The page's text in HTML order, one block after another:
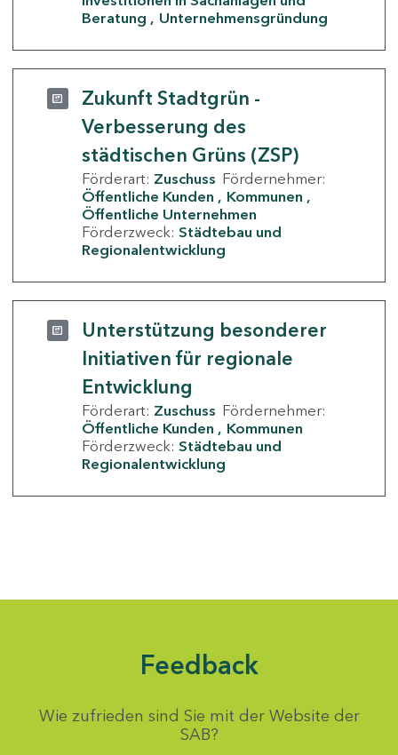
Beratung
Unternehmensgründung
Zukunft Stadtgrün -
Verbesserung des
städtischen Grüns (ZSP)
Förderart: Zuschuss Fördernehmer:
Öffentliche Kunden
Kommunen
Öffentliche Unternehmen
Förderzweck: Städtebau und
Regionalentwicklung
Unterstützung besonderer
Initiativen für regionale
Entwicklung
Förderart: Zuschuss Fördernehmer:
Öffentliche Kunden
Kommunen
Förderzweck: Städtebau und
Regionalentwicklung
Feedback
Wie zufrieden sind Sie mit der Website der
SAB?